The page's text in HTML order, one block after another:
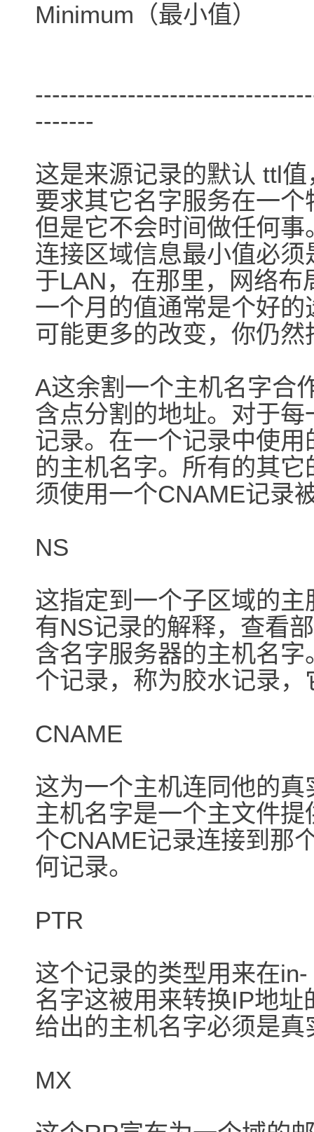
Minimum（最小值）
-------
这是来源记录的默认 ttl
要求其它名字服务在一
但是它不会时间做任何
连接区域信息最小值必
于LAN，在那里，网络
一个月的值通常是个好
可能更多的改变，你仍
A这余割一个主机名字合
含点分割的地址。对于
记录。在一个记录中使
的主机名字。所有的其
须使用一个CNAME记录
NS
这指定到一个子区域的
有NS记录的解释，查看
含名字服务器的主机名
个记录，称为胶水记录
CNAME
这为一个主机连同他的
主机名字是一个主文件
个CNAME记录连接到那
何记录。
PTR
这个记录的类型用来在
名字这被用来转换IP地
给出的主机名字必须是
MX